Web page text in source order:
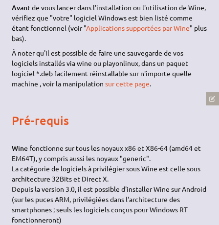
Avantde vous lancer dans l'installation ou l'utilisation de Wine,
vérifiez que "votre" logiciel Windows est bien listé comme
étant fonctionnel (voir "Applications supportées par Wine" plus
bas).
À noter qu'il est possible de faire une sauvegarde de vos
logiciels installés via wine ou playonlinux, dans un paquet
logiciel *.deb facilement réinstallable sur n'importe quelle
machine , voir la manipulationsur cette page.
Pré-requis
Wine fonctionne sur tous les noyaux x86 et X86-64 (amd64 et
EM64T), y compris aussi les noyaux "generic".
La catégorie de logiciels à privilégier sous Wine est celle sous
architecture 32Bits et Direct X.
Depuis la version 3.0, il est possible d'installer Wine sur Android
(sur les puces ARM, privilégiées dans l'architecture des
smartphones ; seuls les logiciels conçus pour Windows RT
fonctionneront)